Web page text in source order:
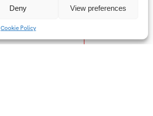
Deny View preferences
Cookie Policy